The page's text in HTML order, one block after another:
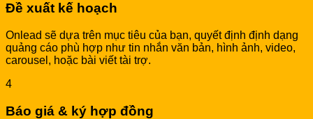
Đề xuất kế hoạch
Onlead sẽ dựa trên mục tiêu của bạn, quyết định định dạng
quảng cáo phù hợp như tin nhắn văn bản, hình ảnh, video,
carousel, hoặc bài viết tài trợ.
4
Báo giá & ký hợp đồng